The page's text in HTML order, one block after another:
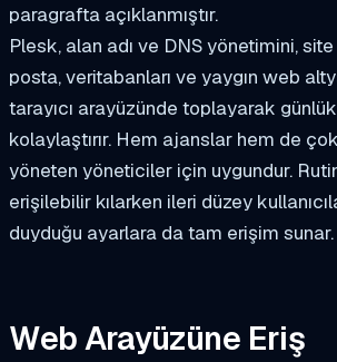
paragrafta açıklanmıştır.
Plesk, alan adı ve DNS yönetimini,
posta, veritabanları ve yaygın web
tarayıcı arayüzünde toplayarak
kolaylaştırır. Hem ajanslar hem de
yöneten yöneticiler için uygundur.
erişilebilir kılarken ileri düzey
duyduğu ayarlara da tam erişim sunar.
Web Arayüzüne Eriş